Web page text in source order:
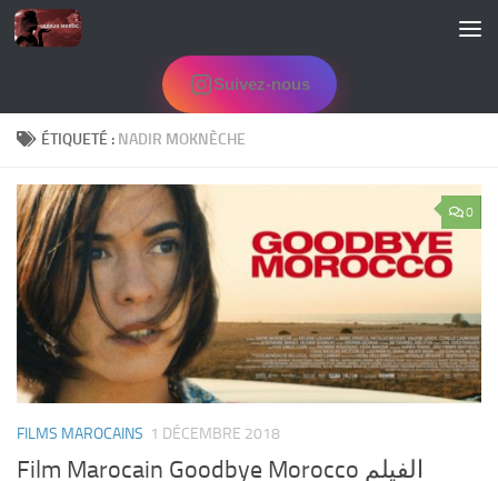
Skip to content
Suivez-nous
ÉTIQUETÉ : NADIR MOKNÈCHE
0
FILMS MAROCAINS 1 DÉCEMBRE 2018
Film Marocain Goodbye Morocco الفيلم